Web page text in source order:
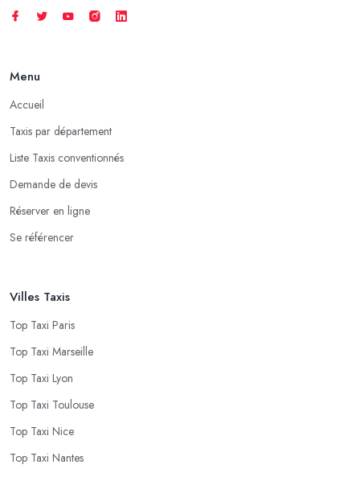
Menu
Accueil
Taxis par département
Liste Taxis conventionnés
Demande de devis
Réserver en ligne
Se référencer
Villes Taxis
Top Taxi Paris
Top Taxi Marseille
Top Taxi Lyon
Top Taxi Toulouse
Top Taxi Nice
Top Taxi Nantes